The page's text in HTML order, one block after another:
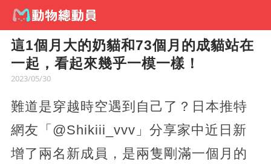
這1個月大的奶貓和73個月的成貓站在
一起，看起來幾乎一模一樣！
2023/05/30
難道是穿越時空遇到自己了？日本推特
網友「@Shikiii_vvv」分享家中近日新
增了兩名新成員，是兩隻剛滿一個月的